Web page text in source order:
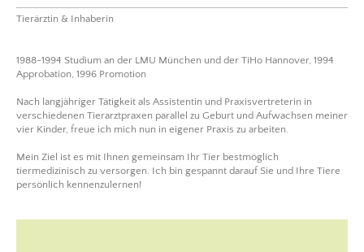
Tierärztin & Inhaberin
1988-1994 Studium an der LMU München und der TiHo Hannover, 1994
Approbation, 1996 Promotion
Nach langjähriger Tätigkeit als Assistentin und Praxisvertreterin in
verschiedenen Tierarztpraxen parallel zu Geburt und Aufwachsen meiner
vier Kinder, freue ich mich nun in eigener Praxis zu arbeiten.
Mein Ziel ist es mit Ihnen gemeinsam Ihr Tier bestmöglich
tiermedizinisch zu versorgen. Ich bin gespannt darauf Sie und Ihre Tiere
persönlich kennenzulernen!